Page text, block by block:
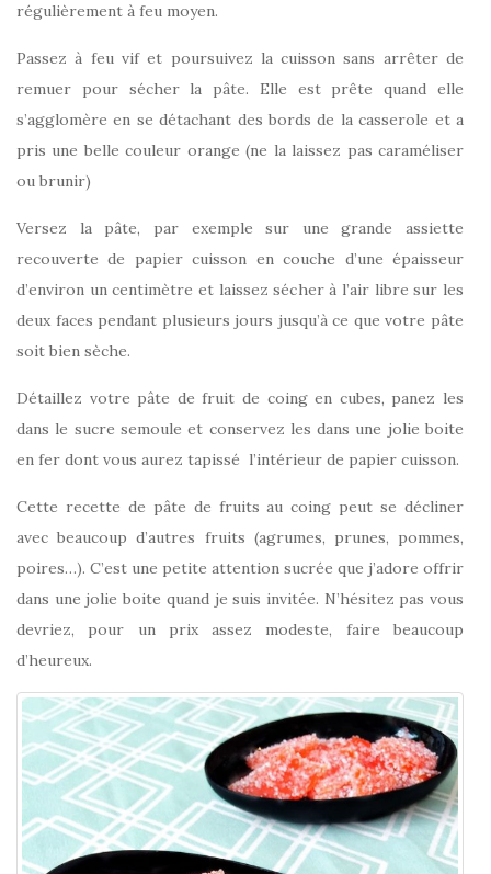
régulièrement à feu moyen.
Passez à feu vif et poursuivez la cuisson sans arrêter de
remuer pour sécher la pâte. Elle est prête quand elle
s’agglomère en se détachant des bords de la casserole et a
pris une belle couleur orange (ne la laissez pas caraméliser
ou brunir)
Versez la pâte, par exemple sur une grande assiette
recouverte de papier cuisson en couche d’une épaisseur
d’environ un centimètre et laissez sécher à l’air libre sur les
deux faces pendant plusieurs jours jusqu’à ce que votre pâte
soit bien sèche.
Détaillez votre pâte de fruit de coing en cubes, panez les
dans le sucre semoule et conservez les dans une jolie boite
en fer dont vous aurez tapissé l’intérieur de papier cuisson.
Cette recette de pâte de fruits au coing peut se décliner
avec beaucoup d’autres fruits (agrumes, prunes, pommes,
poires…). C’est une petite attention sucrée que j’adore offrir
dans une jolie boite quand je suis invitée. N’hésitez pas vous
devriez, pour un prix assez modeste, faire beaucoup
d’heureux.